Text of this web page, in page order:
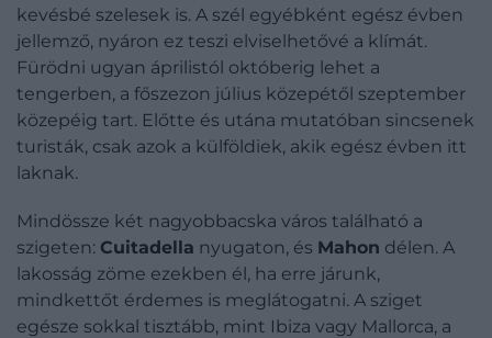
kevésbé szelesek is. A szél egyébként egész évben
jellemző, nyáron ez teszi elviselhetővé a klímát.
Fürödni ugyan áprilistól októberig lehet a
tengerben, a főszezon július közepétől szeptember
közepéig tart. Előtte és utána mutatóban sincsenek
turisták, csak azok a külföldiek, akik egész évben itt
laknak.
Mindössze két nagyobbacska város található a
szigeten: Cuitadella nyugaton, és Mahon délen. A
lakosság zöme ezekben él, ha erre járunk,
mindkettőt érdemes is meglátogatni. A sziget
egésze sokkal tisztább, mint Ibiza vagy Mallorca, a